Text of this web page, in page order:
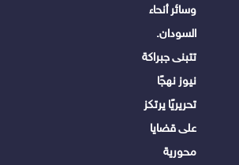
وسائر أنحاء
السودان.
تتبنى جبراكة
نيوز نهجًا
تحريريًا يرتكز
على قضايا
محورية